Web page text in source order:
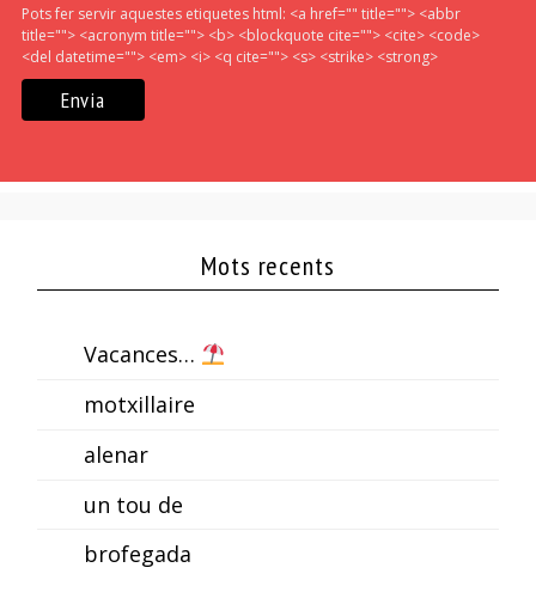
Pots fer servir aquestes etiquetes html: <a href="" title=""> <abbr
title=""> <acronym title=""> <b> <blockquote cite=""> <cite> <code>
<del datetime=""> <em> <i> <q cite=""> <s> <strike> <strong>
Mots recents
Vacances…
motxillaire
alenar
un tou de
brofegada